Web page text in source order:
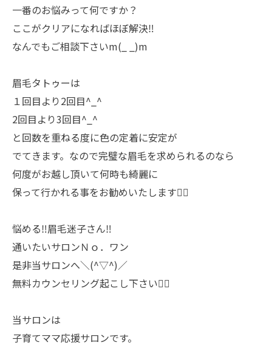
一番のお悩みって何ですか？
ここがクリアになればほぼ解決‼️
なんでもご相談下さいm(_ _)m
眉毛タトゥーは
１回目より2回目^_^
2回目より3回目^_^
と回数を重ねる度に色の定着に安定が
でてきます。なので完璧な眉毛を求められるのなら
何度がお越し頂いて何時も綺麗に
保って行かれる事をお勧めいたします🙇‍♀️
悩める‼️眉毛迷子さん‼️
通いたいサロンＮｏ．ワン
是非当サロンへ＼(^▽^)／
無料カウンセリング起こし下さい🙇‍♀️
当サロンは
子育てママ応援サロンです。